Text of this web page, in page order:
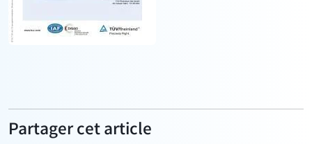
Partager cet article